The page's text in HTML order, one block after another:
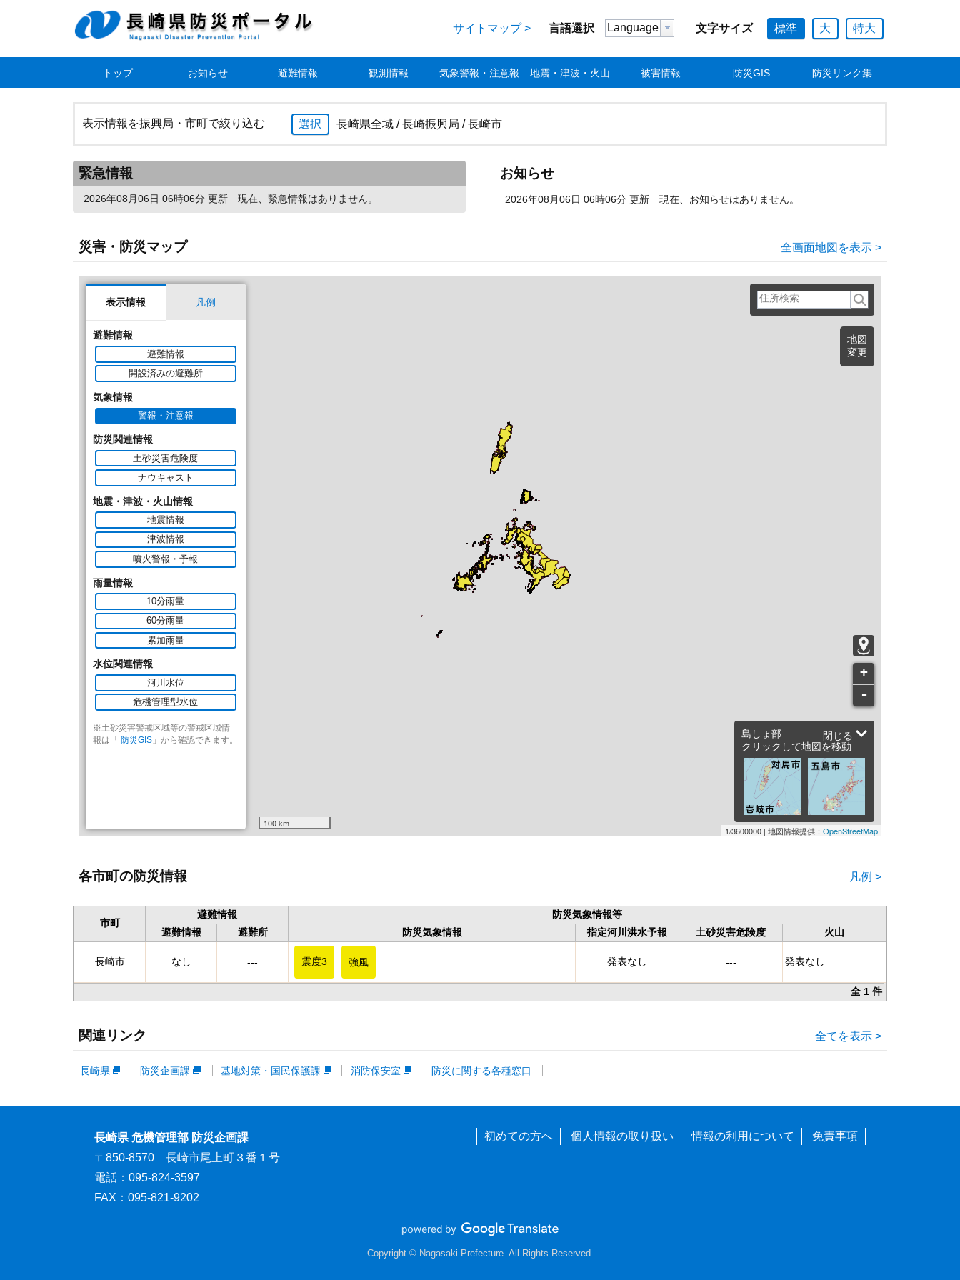
サイトマップ > 言語選択 Language 文字サイズ 標準 大 特大
トップ お知らせ 避難情報 観測情報 気象警報・注意報 地震・津波・火山 被害情報 防災GIS 防災リンク集
表示情報を振興局・市町で絞り込む 選択 長崎県全域 / 長崎振興局 / 長崎市
緊急情報
2026年08月06日 06時06分 更新 現在、緊急情報はありません。
お知らせ
2026年08月06日 06時06分 更新 現在、お知らせはありません。
災害・防災マップ 全画面地図を表示 >
+
-
100 km
1/3600000 | 地図情報提供： OpenStreetMap
表示情報 凡例
避難情報
避難情報
開設済みの避難所
気象情報
警報・注意報
防災関連情報
土砂災害危険度
ナウキャスト
地震・津波・火山情報
地震情報
津波情報
噴火警報・予報
雨量情報
10分雨量
60分雨量
累加雨量
水位関連情報
河川水位
危機管理型水位
※土砂災害警戒区域等の警戒区域情
報は「 防災GIS 」から確認できます。
住所検索
地図
変更
島しょ部
閉じる
クリックして地図を移動
各市町の防災情報 凡例 >
市町
避難情報
防災気象情報等
避難情報
避難所 防災気象情報 指定河川洪水予報 土砂災害危険度 火山
長崎市 なし --- 震度3 強風 発表なし --- 発表なし
全 1 件
関連リンク 全てを表示 >
長崎県 防災企画課 基地対策・国民保護課 消防保安室 防災に関する各種窓口
長崎県 危機管理部 防災企画課
〒850-8570 長崎市尾上町３番１号
電話： 095-824-3597
FAX：095-821-9202
初めての方へ 個人情報の取り扱い 情報の利用について 免責事項
Copyright © Nagasaki Prefecture. All Rights Reserved.